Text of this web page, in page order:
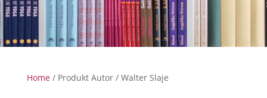
Home/ Produkt Autor / Walter Slaje